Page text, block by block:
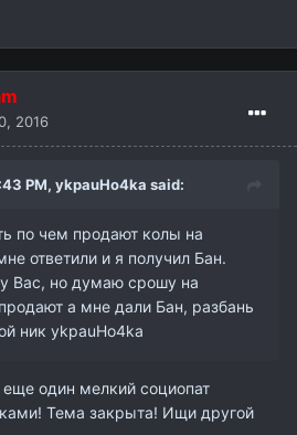
2016
PM, ykpauHo4ka said:
по чем продают колы на
ответили и я получил Бан.
Вас, но думаю срошу на
а мне дали Бан, разбань
ник ykpauHo4ka
еще один мелкий социопат
Тема закрыта! Ищи другой